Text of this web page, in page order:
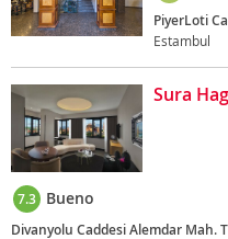
PiyerLoti
Estambul
Sura
7.3 Bueno
Divanyolu Caddesi Alemdar Mah.